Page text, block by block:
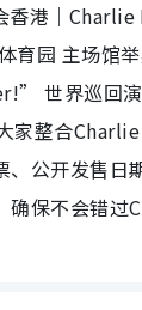
港｜
育园 主场馆
世界巡回
家整合
、公开发售日
确保不会错过